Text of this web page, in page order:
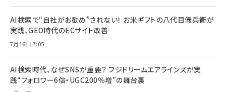
AI検索で“自社がお勧め”されない！ お米ギフトの八代目儀兵衛が
実践、GEO時代のECサイト改善
7月16日 7:05
AI検索時代、なぜSNSが重要？ フジドリームエアラインズが実
践“フォロワー6倍・UGC200％増”の舞台裏